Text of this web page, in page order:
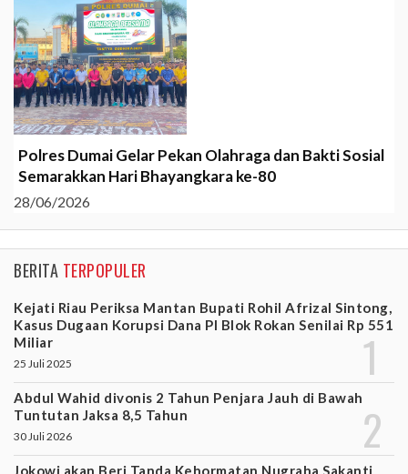
Polres Dumai Gelar Pekan Olahraga dan Bakti Sosial
Semarakkan Hari Bhayangkara ke-80
28/06/2026
BERITA TERPOPULER
Kejati Riau Periksa Mantan Bupati Rohil Afrizal Sintong,
Kasus Dugaan Korupsi Dana PI Blok Rokan Senilai Rp 551
Miliar
25 Juli 2025
Abdul Wahid divonis 2 Tahun Penjara Jauh di Bawah
Tuntutan Jaksa 8,5 Tahun
30 Juli 2026
Jokowi akan Beri Tanda Kehormatan Nugraha Sakanti